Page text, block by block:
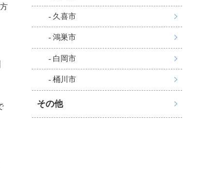
- 久喜市
- 鴻巣市
- 白岡市
- 桶川市
その他